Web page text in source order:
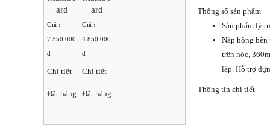
Thông số sản phẩm
Sản phẩm lý
Nắp hông
trên nóc,
lắp. Hỗ trợ
Thông tin chi tiết
Ard
ASUS
Z490-E
GAMI
Giá :
7.550.000
đ
Chi tiết
Đặt hàng
Ard
ASUS
Z390-E
GAMI
Giá :
4.850.000
đ
Chi tiết
Đặt hàng